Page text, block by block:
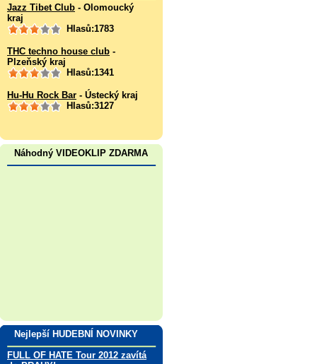
Jazz Tibet Club - Olomoucký
kraj
Hlasů:1783
THC techno house club -
Plzeňský kraj
Hlasů:1341
Hu-Hu Rock Bar - Ústecký kraj
Hlasů:3127
Náhodný VIDEOKLIP ZDARMA
Nejlepší HUDEBNÍ NOVINKY
FULL OF HATE Tour 2012 zavítá